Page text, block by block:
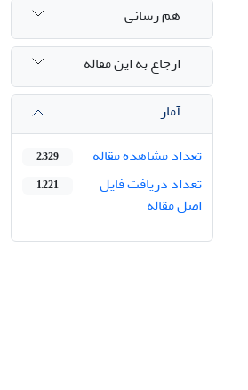
هم رسانی
ارجاع به این مقاله
آمار
تعداد مشاهده مقاله
2,329
تعداد دریافت فایل
اصل مقاله
1,221